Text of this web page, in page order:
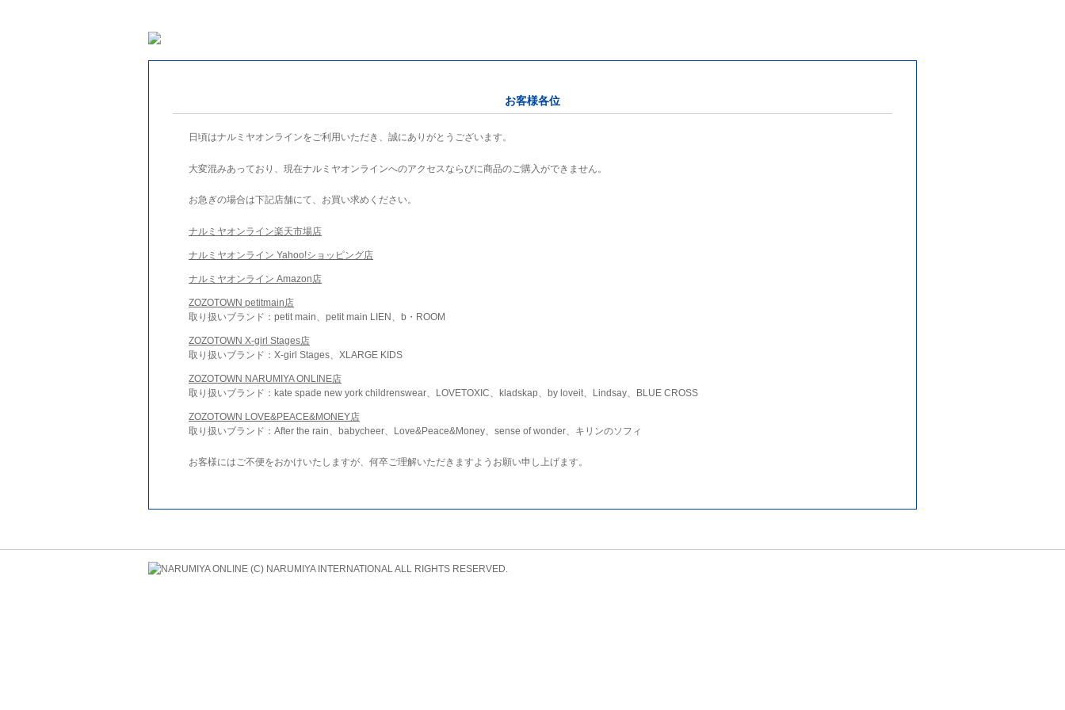
お客様各位
日頃はナルミヤオンラインをご利用いただき、誠にありがとうございます。
大変混みあっており、現在ナルミヤオンラインへのアクセスならびに商品のご購入ができません。
お急ぎの場合は下記店舗にて、お買い求めください。
ナルミヤオンライン楽天市場店
ナルミヤオンライン Yahoo!ショッピング店
ナルミヤオンライン Amazon店
ZOZOTOWN petitmain店
取り扱いブランド：petit main、petit main LIEN、b・ROOM
ZOZOTOWN X-girl Stages店
取り扱いブランド：X-girl Stages、XLARGE KIDS
ZOZOTOWN NARUMIYA ONLINE店
取り扱いブランド：kate spade new york childrenswear、LOVETOXIC、kladskap、by loveit、Lindsay、BLUE CROSS
ZOZOTOWN LOVE&PEACE&MONEY店
取り扱いブランド：After the rain、babycheer、Love&Peace&Money、sense of wonder、キリンのソフィ
お客様にはご不便をおかけいたしますが、何卒ご理解いただきますようお願い申し上げます。